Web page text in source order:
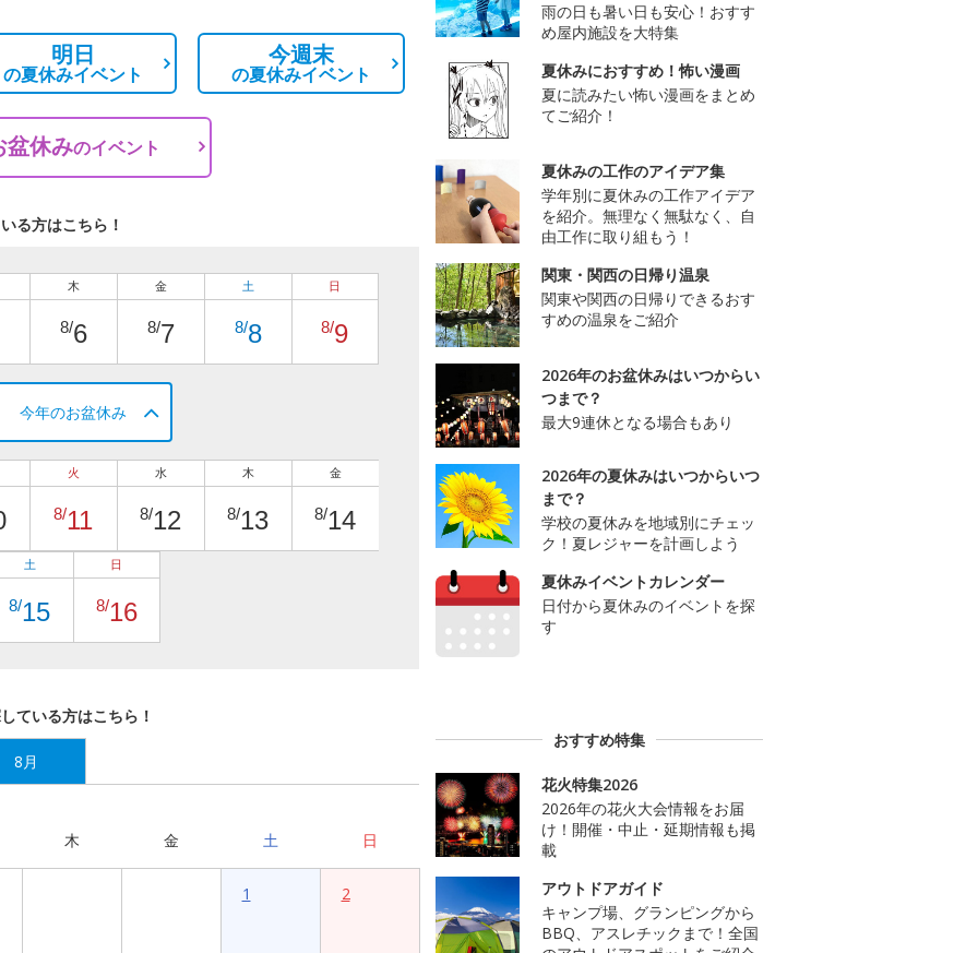
明日
の夏休みイベント
今週末
の夏休みイベント
盆休みのイベント
る方はこちら！
木
8/6
金
8/7
土
8/8
日
8/9
今年のお盆休み
火
8/11
水
8/12
木
8/13
金
8/14
土
8/15
日
8/16
ている方はこちら！
8月
木 金 土 日
1 2
雨の日も暑い日も安心！おすす
め屋内施設を大特集
夏休みにおすすめ！怖い漫画
夏に読みたい怖い漫画をまとめ
てご紹介！
夏休みの工作のアイデア集
学年別に夏休みの工作アイデア
を紹介。無理なく無駄なく、自
由工作に取り組もう！
関東・関西の日帰り温泉
関東や関西の日帰りできるおす
すめの温泉をご紹介
2026年のお盆休みはいつからい
つまで？
最大9連休となる場合もあり
2026年の夏休みはいつからいつ
まで？
学校の夏休みを地域別にチェッ
ク！夏レジャーを計画しよう
夏休みイベントカレンダー
日付から夏休みのイベントを探
す
おすすめ特集
花火特集2026
2026年の花火大会情報をお届
け！開催・中止・延期情報も掲
載
アウトドアガイド
キャンプ場、グランピングから
BBQ、アスレチックまで！全国